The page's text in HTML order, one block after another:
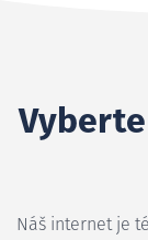
Náš internet je